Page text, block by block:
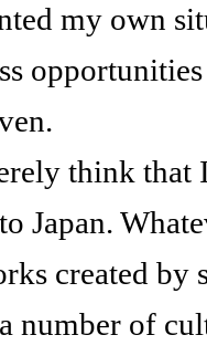
my own
think that
Japan.
created by
number of